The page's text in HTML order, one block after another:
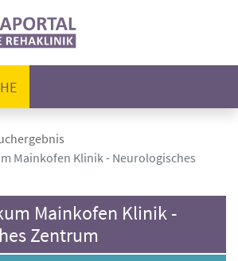
(AKTUELL)
Mainkofen Klinik - Neurologisches
Mainkofen Klinik -
Zentrum